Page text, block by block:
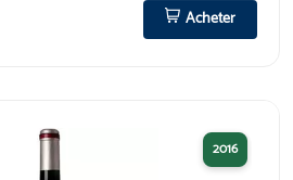
Acheter
2016